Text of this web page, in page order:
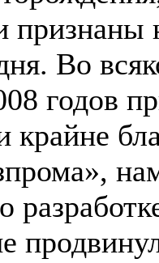
признаны
Во
годов
крайне